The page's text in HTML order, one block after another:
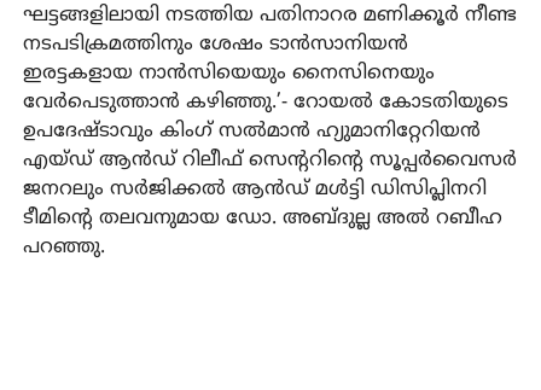
ഘട്ടങ്ങളിലായി നടത്തിയ പതിനാറര മണിക്കൂര്‍ നീണ്ട
നടപടിക്രമത്തിനും ശേഷം ടാന്‍സാനിയന്‍
ഇരട്ടകളായ നാന്‍സിയെയും നൈസിനെയും
വേര്‍പെടുത്താന്‍ കഴിഞ്ഞു.’- റോയല്‍ കോടതിയുടെ
ഉപദേഷ്ടാവും കിംഗ് സല്‍മാന്‍ ഹ്യുമാനിറ്റേറിയന്‍
എയ്ഡ് ആന്‍ഡ് റിലീഫ് സെന്ററിന്റെ സൂപ്പര്‍വൈസര്‍
ജനറലും സര്‍ജിക്കല്‍ ആന്‍ഡ് മള്‍ട്ടി ഡിസിപ്ലിനറി
ടീമിന്റെ തലവനുമായ ഡോ. അബ്ദുല്ല അല്‍ റബീഹ
പറഞ്ഞു.